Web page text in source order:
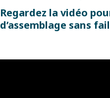
Regardez la vidéo
d’assemblage sans